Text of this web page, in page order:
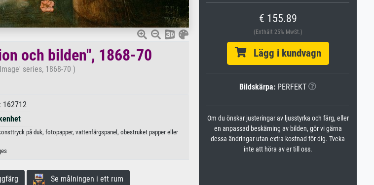
och bilden", 1868-70
series, 1868-70 )
162712
på duk, fotopapper, vattenfärgspanel, obestruket papper eller
Se målningen i ett rum
€ 155.89
(Enthält 25% MwSt.)
Lägg i kundvagn
Bildskärpa: PERFEKT
Om du önskar justeringar av ljusstyrka och färg, eller
en anpassad beskärning av bilden, gör vi gärna
dessa ändringar utan extra kostnad för dig. Tveka
inte att höra av er till oss.